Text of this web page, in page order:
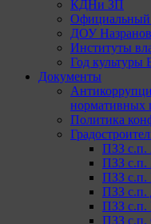
КДНи ЗП
Официальный
ДОУ
Институты
Год культуры
Документы
нормативных
Политика
ПЗЗ
ПЗЗ с.п.
ПЗЗ с.п.
ПЗЗ с.п.
ПЗЗ с.п.
ПЗЗ с.п.